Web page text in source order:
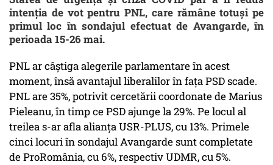
intenția de vot pentru PNL, care rămâne totuși pe
primul loc în sondajul efectuat de Avangarde, în
perioada 15-26 mai.
PNL ar câștiga alegerile parlamentare în acest
moment, însă avantajul liberalilor în fața PSD scade.
PNL are 35%, potrivit cercetării coordonate de Marius
Pieleanu, în timp ce PSD ajunge la 29%. Pe locul al
treilea s-ar afla alianța USR-PLUS, cu 13%. Primele
cinci locuri în sondajul Avangarde sunt completate
de ProRomânia, cu 6%, respectiv UDMR, cu 5%.